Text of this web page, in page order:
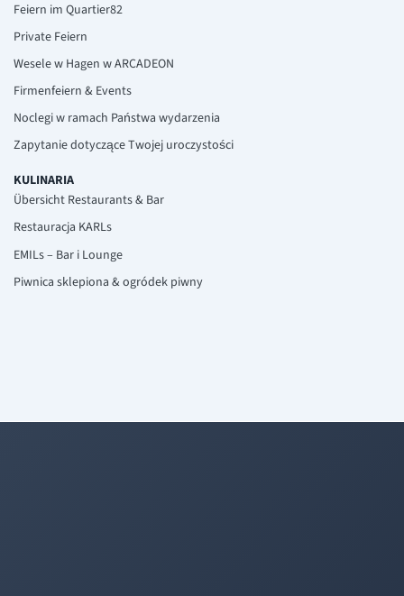
Feiern im Quartier82
Private Feiern
Wesele w Hagen w ARCADEON
Firmenfeiern & Events
Noclegi w ramach Państwa wydarzenia
Zapytanie dotyczące Twojej uroczystości
KULINARIA
Übersicht Restaurants & Bar
Restauracja KARLs
EMILs – Bar i Lounge
Piwnica sklepiona & ogródek piwny